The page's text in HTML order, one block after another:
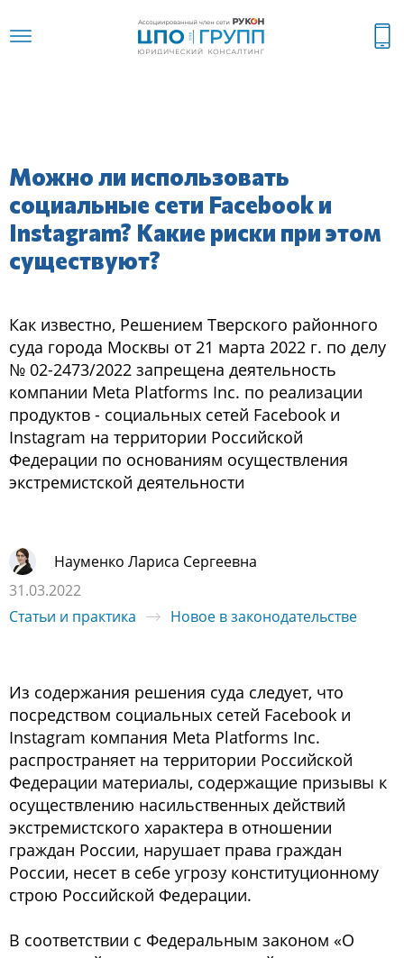
Можно ли использовать
социальные сети Facebook и
Instagram? Какие риски при этом
существуют?
Как известно, Решением Тверского районного
суда города Москвы от 21 марта 2022 г. по делу
№ 02-2473/2022 запрещена деятельность
компании Meta Platforms Inc. по реализации
продуктов - социальных сетей Facebook и
Instagram на территории Российской
Федерации по основаниям осуществления
экстремистской деятельности
Науменко Лариса Сергеевна
31.03.2022
Статьи и практика
Новое в законодательстве
Из содержания решения суда следует, что
посредством социальных сетей Facebook и
Instagram компания Meta Platforms Inc.
распространяет на территории Российской
Федерации материалы, содержащие призывы к
осуществлению насильственных действий
экстремистского характера в отношении
граждан России, нарушает права граждан
России, несет в себе угрозу конституционному
строю Российской Федерации.
В соответствии с Федеральным законом «О